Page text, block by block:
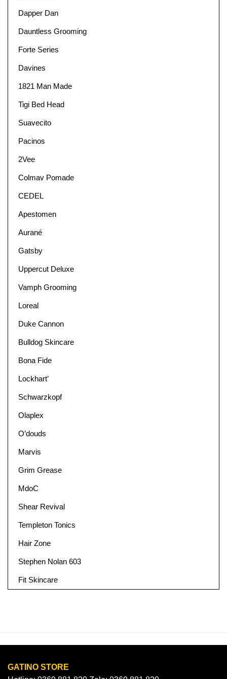
Dapper Dan
Dauntless Grooming
Forte Series
Davines
1821 Man Made
Tigi Bed Head
Suavecito
Pacinos
2Vee
Colmav Pomade
CEDEL
Apestomen
Aurané
Gatsby
Uppercut Deluxe
Vamph Grooming
Loreal
Duke Cannon
Bulldog Skincare
Bona Fide
Lockhart’
Schwarzkopf
Olaplex
O’douds
Marvis
Grim Grease
MdoC
Shear Revival
Templeton Tonics
Hair Zone
Stephen Nolan 603
Fit Skincare
GATINO STORE